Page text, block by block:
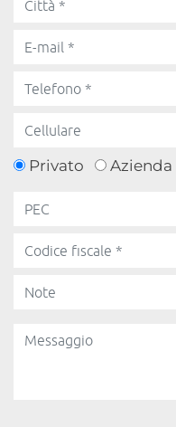
Privato Azienda